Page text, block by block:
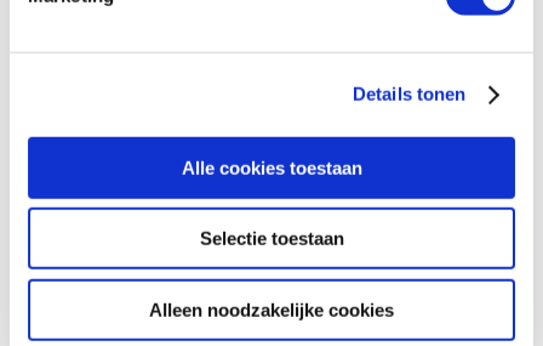
Details tonen
Alle cookies toestaan
Selectie toestaan
Alleen noodzakelijke cookies